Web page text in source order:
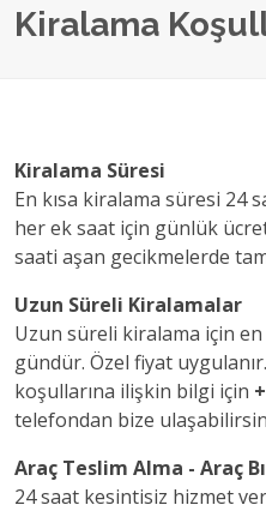
Kiralama
Kiralama Süresi
En kısa kiralama süresi 24
her ek saat için günlük
saati aşan gecikmelerde
Uzun Süreli Kiralamalar
Uzun süreli kiralama için
gündür. Özel fiyat
koşullarına ilişkin bilgi için
telefondan bize
Araç Teslim Alma - Araç
24 saat kesintisiz hizmet